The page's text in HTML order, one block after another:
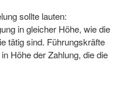
sollte lauten:
in gleicher Höhe, wie die
tätig sind. Führungskräfte
Höhe der Zahlung, die die